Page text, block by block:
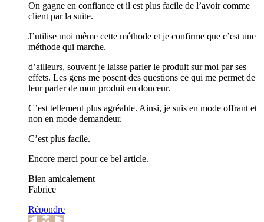
On gagne en confiance et il est plus facile de l’avoir comme
client par la suite.
J’utilise moi même cette méthode et je confirme que c’est une
méthode qui marche.
d’ailleurs, souvent je laisse parler le produit sur moi par ses
effets. Les gens me posent des questions ce qui me permet de
leur parler de mon produit en douceur.
C’est tellement plus agréable. Ainsi, je suis en mode offrant et
non en mode demandeur.
C’est plus facile.
Encore merci pour ce bel article.
Bien amicalement
Fabrice
Répondre